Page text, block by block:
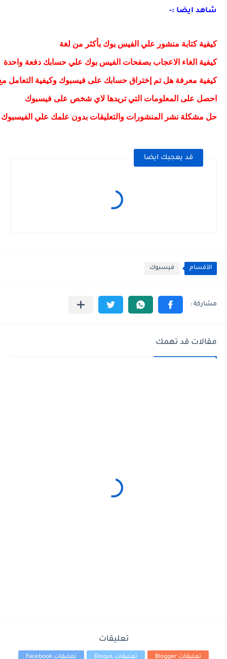
شاهد ايضا :-
كيفية كتابة منشور علي الفيس بوك بأكثر من لغة
كيفية الغاء الاعجاب بصفحات الفيس بوك علي حسابك دفعة واحدة
كيفية معرفة هل تم إختراق حسابك على فيسبوك وكيفية التعامل
احصل على المعلومات التي تريدها لاي شخص على فيسبوك
حل مشكلة نشر المنشورات والتعليقات بدون علمك علي الفيسبوك
قد يعجبك ايضا
الأقسام فيسبوك
مقالات قد تهمك
تعليقات
تعليقات Blogger تعليقات Disqus تعليقات Facebook